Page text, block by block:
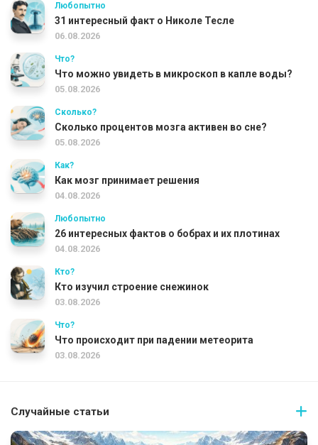
Любопытно
31 интересный факт о Николе Тесле
06.08.2026
Что?
Что можно увидеть в микроскоп в капле воды?
05.08.2026
Сколько?
Сколько процентов мозга активен во сне?
05.08.2026
Как?
Как мозг принимает решения
04.08.2026
Любопытно
26 интересных фактов о бобрах и их плотинах
04.08.2026
Кто?
Кто изучил строение снежинок
03.08.2026
Что?
Что происходит при падении метеорита
03.08.2026
Случайные статьи